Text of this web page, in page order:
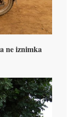
ne iznimka